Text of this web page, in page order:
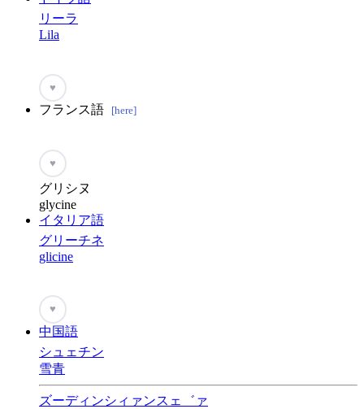
リーラ
Lila
♥
フランス語 [here]
♥
グリシヌ
glycine
イタリア語
グリーチネ
glicine
♥
中国語
シュェチン
雪青
ズーディンシィァンスェ゛ァ